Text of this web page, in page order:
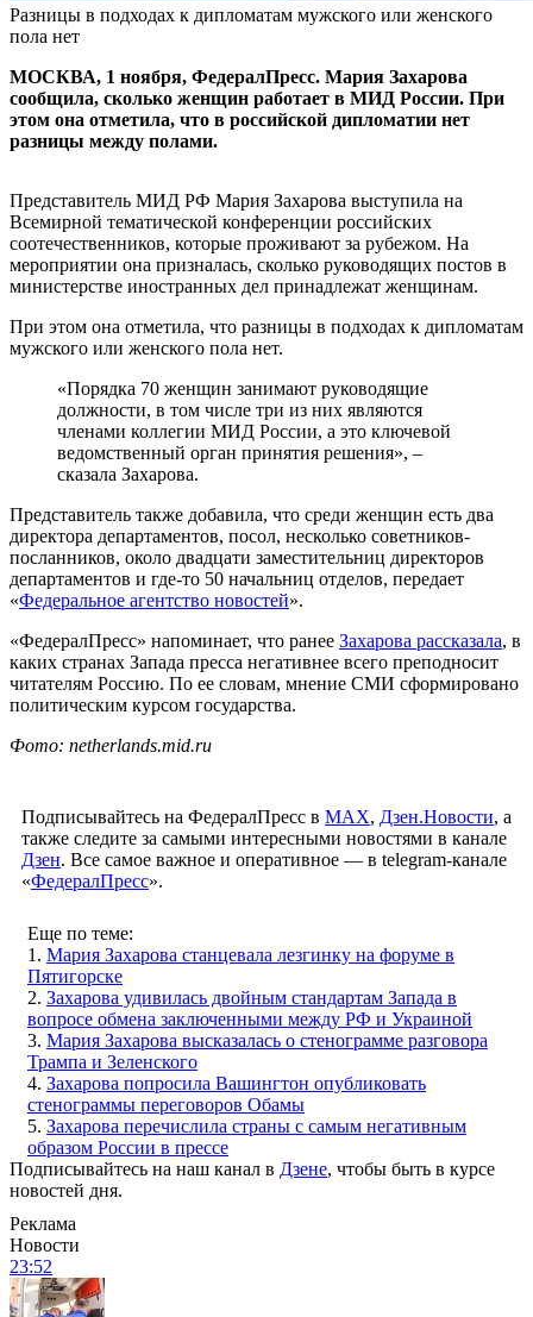
Разницы в подходах к дипломатам мужского или женского
пола нет
МОСКВА, 1 ноября, ФедералПресс. Мария Захарова
сообщила, сколько женщин работает в МИД России. При
этом она отметила, что в российской дипломатии нет
разницы между полами.
Представитель МИД РФ Мария Захарова выступила на
Всемирной тематической конференции российских
соотечественников, которые проживают за рубежом. На
мероприятии она призналась, сколько руководящих постов в
министерстве иностранных дел принадлежат женщинам.
При этом она отметила, что разницы в подходах к дипломатам
мужского или женского пола нет.
«Порядка 70 женщин занимают руководящие
должности, в том числе три из них являются
членами коллегии МИД России, а это ключевой
ведомственный орган принятия решения», –
сказала Захарова.
Представитель также добавила, что среди женщин есть два
директора департаментов, посол, несколько советников-
посланников, около двадцати заместительниц директоров
департаментов и где-то 50 начальниц отделов, передает
«Федеральное агентство новостей».
«ФедералПресс» напоминает, что ранее Захарова рассказала, в
каких странах Запада пресса негативнее всего преподносит
читателям Россию. По ее словам, мнение СМИ сформировано
политическим курсом государства.
Фото: netherlands.mid.ru
Подписывайтесь на ФедералПресс в МАХ, Дзен.Новости, а
также следите за самыми интересными новостями в канале
Дзен. Все самое важное и оперативное — в telegram-канале
«ФедералПресс».
Еще по теме:
1. Мария Захарова станцевала лезгинку на форуме в
Пятигорске
2. Захарова удивилась двойным стандартам Запада в
вопросе обмена заключенными между РФ и Украиной
3. Мария Захарова высказалась о стенограмме разговора
Трампа и Зеленского
4. Захарова попросила Вашингтон опубликовать
стенограммы переговоров Обамы
5. Захарова перечислила страны с самым негативным
образом России в прессе
Подписывайтесь на наш канал в Дзене, чтобы быть в курсе
новостей дня.
Реклама
Новости
23:52